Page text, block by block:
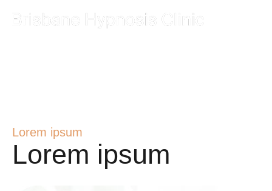
Mayo Clinic –
Lorem ipsum
Lorem ipsum